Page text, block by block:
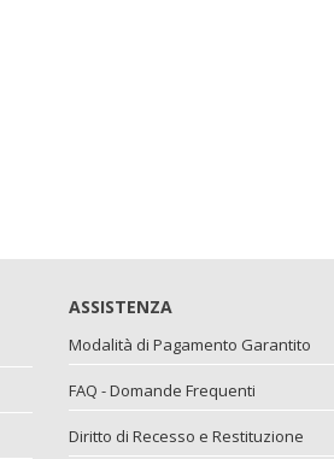
ASSISTENZA
Modalità di Pagamento Garantito
FAQ - Domande Frequenti
Diritto di Recesso e Restituzione